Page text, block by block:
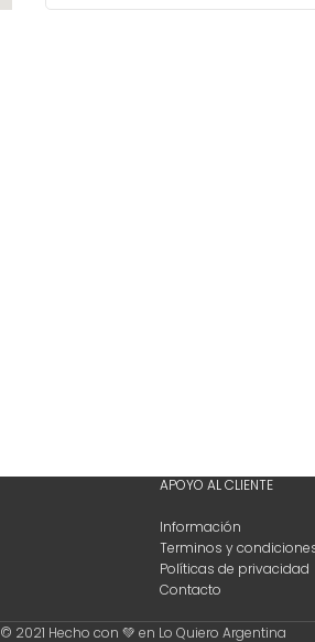
APOYO AL CLIENTE
Información
Terminos y
Políticas de privacidad
Contacto
© 2021 Hecho con 💚 en Lo Quiero Argentina